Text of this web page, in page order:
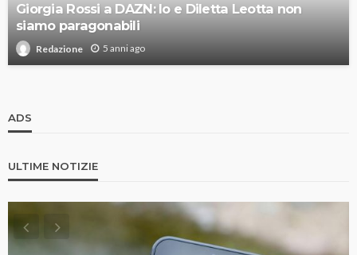
Giorgia Rossi a DAZN: Io e Diletta Leotta non
siamo paragonabili
Redazione 5 anni ago
ADS
ULTIME NOTIZIE